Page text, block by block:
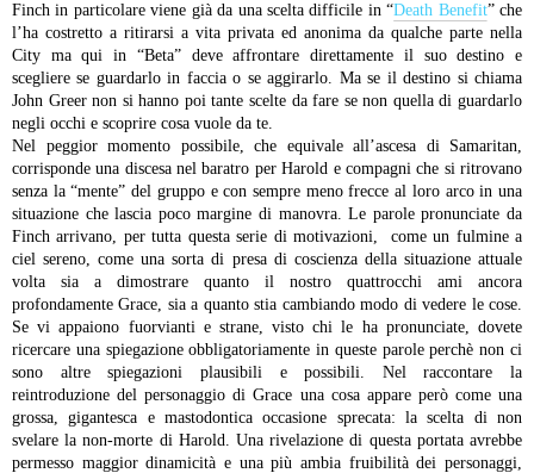
Finch in particolare viene già da una scelta difficile in “Death Benefit” che
l’ha costretto a ritirarsi a vita privata ed anonima da qualche parte nella
City ma qui in “Beta” deve affrontare direttamente il suo destino e
scegliere se guardarlo in faccia o se aggirarlo. Ma se il destino si chiama
John Greer non si hanno poi tante scelte da fare se non quella di guardarlo
negli occhi e scoprire cosa vuole da te.
Nel peggior momento possibile, che equivale all’ascesa di Samaritan,
corrisponde una discesa nel baratro per Harold e compagni che si ritrovano
senza la “mente” del gruppo e con sempre meno frecce al loro arco in una
situazione che lascia poco margine di manovra. Le parole pronunciate da
Finch arrivano, per tutta questa serie di motivazioni, come un fulmine a
ciel sereno, come una sorta di presa di coscienza della situazione attuale
volta sia a dimostrare quanto il nostro quattrocchi ami ancora
profondamente Grace, sia a quanto stia cambiando modo di vedere le cose.
Se vi appaiono fuorvianti e strane, visto chi le ha pronunciate, dovete
ricercare una spiegazione obbligatoriamente in queste parole perchè non ci
sono altre spiegazioni plausibili e possibili. Nel raccontare la
reintroduzione del personaggio di Grace una cosa appare però come una
grossa, gigantesca e mastodontica occasione sprecata: la scelta di non
svelare la non-morte di Harold. Una rivelazione di questa portata avrebbe
permesso maggior dinamicità e una più ambia fruibilità dei personaggi,